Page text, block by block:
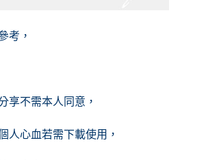
考，
享不需本人同意，
人心血若需下載使用，